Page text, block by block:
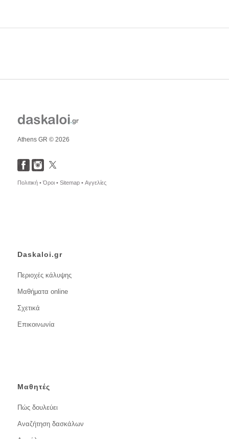
Athens GR © 2026
Πολιτική •Όροι • Sitemap • Αγγελίες
Daskaloi.gr
Περιοχές κάλυψης
Μαθήματα online
Σχετικά
Επικοινωνία
Μαθητές
Πώς δουλεύει
Αναζήτηση δασκάλων